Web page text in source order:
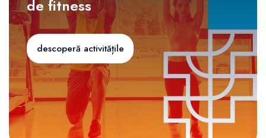
de fitness
descoperă activitățile